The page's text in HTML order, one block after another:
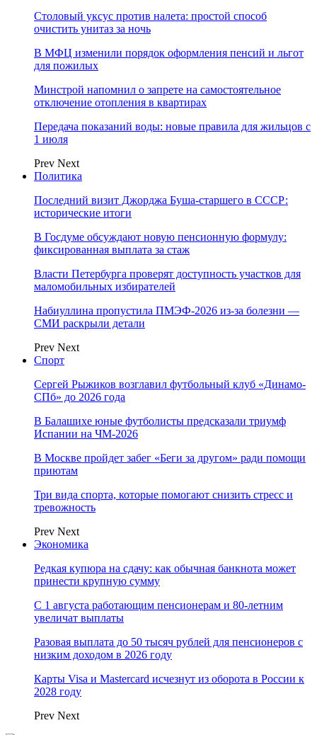
Столовый уксус против налета: простой способ
очистить унитаз за ночь
В МФЦ изменили порядок оформления пенсий и льгот
для пожилых
Минстрой напомнил о запрете на самостоятельное
отключение отопления в квартирах
Передача показаний воды: новые правила для жильцов с
1 июля
Prev Next
Политика
Последний визит Джорджа Буша-старшего в СССР:
исторические итоги
В Госдуме обсуждают новую пенсионную формулу:
фиксированная выплата за стаж
Власти Петербурга проверят доступность участков для
маломобильных избирателей
Набиуллина пропустила ПМЭФ-2026 из-за болезни —
СМИ раскрыли детали
Prev Next
Спорт
Сергей Рыжиков возглавил футбольный клуб «Динамо-
СПб» до 2026 года
В Балашихе юные футболисты предсказали триумф
Испании на ЧМ-2026
В Москве пройдет забег «Беги за другом» ради помощи
приютам
Три вида спорта, которые помогают снизить стресс и
тревожность
Prev Next
Экономика
Редкая купюра на сдачу: как обычная банкнота может
принести крупную сумму
С 1 августа работающим пенсионерам и 80-летним
увеличат выплаты
Разовая выплата до 50 тысяч рублей для пенсионеров с
низким доходом в 2026 году
Карты Visa и Mastercard исчезнут из оборота в России к
2028 году
Prev Next